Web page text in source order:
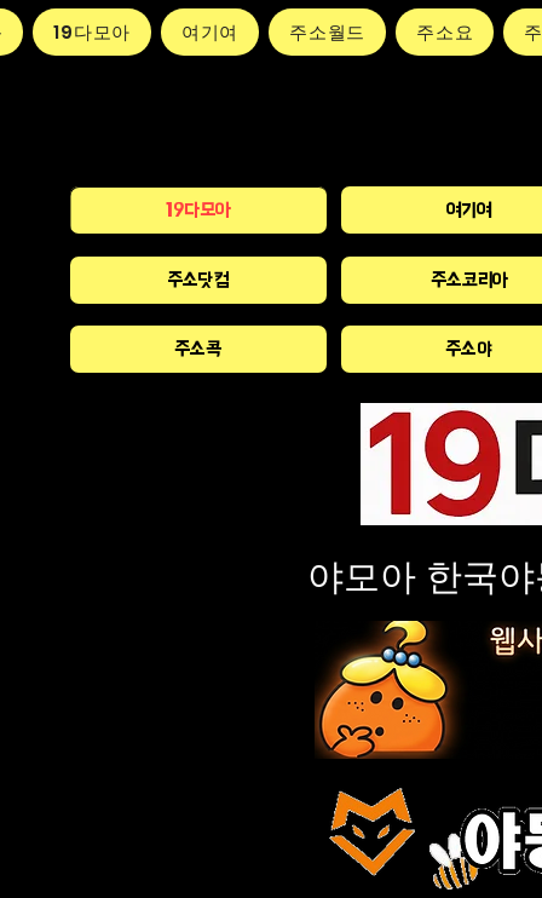
19다모아 여기여 주소월드 주소요
주소닷컴 주소코리아
주소콕 주소야
19다모아 여기여
야모아 한국